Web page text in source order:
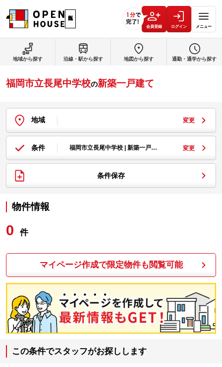
会員登録 ログイン メニュー
福岡市立長尾中学校の新築一戸建て
地域 変更
条件 福岡市立長尾中学校 | 新築一戸… 変更
条件保存
物件情報
0 件
マイページ作成で限定物件も閲覧可能
この条件でスタッフがお探しします
地域から探す 沿線・駅から探す 地図から探す 通勤・通学から探す